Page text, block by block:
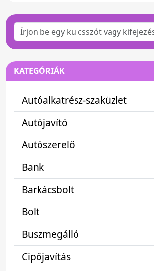
KATEGÓRIÁK
Autóalkatrész-szaküzlet
Autójavító
Autószerelő
Bank
Barkácsbolt
Bolt
Buszmegálló
Cipőjavítás